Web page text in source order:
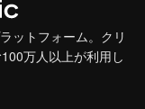
ットフォーム。クリ
万人以上が利用し